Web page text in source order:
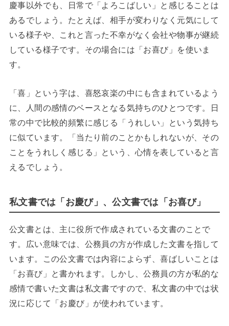
慶事以外でも、日常で「よろこばしい」と感じることは
あるでしょう。たとえば、相手が変わりなく元気にして
いる様子や、これと言った不幸がなく会社や物事が継続
している様子です。その場合には「お喜び」を使いま
す。
「喜」という字は、喜怒哀楽の中にも含まれているよう
に、人間の感情のベースとなる気持ちのひとつです。日
常の中で比較的頻繁に感じる「うれしい」という気持ち
に似ています。「当たり前のことかもしれないが、その
ことをうれしく感じる」という、心情を表していると言
えるでしょう。
私文書では「お慶び」、公文書では「お喜び」
公文書とは、主に役所で作成されている文書のことで
す。広い意味では、公務員の方が作成した文書を指して
います。この公文書では内容によらず、喜ばしいことは
「お喜び」と書かれます。しかし、公務員の方が私的な
感情で書いた文書は私文書ですので、私文書の中では状
況に応じて「お慶び」が使われています。